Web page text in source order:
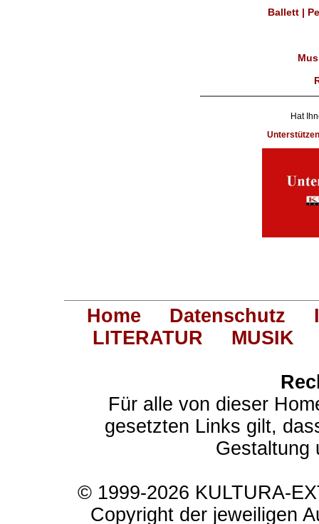
Ballett |
Hat
Home Datenschutz
LITERATUR
MUSIK
Für alle von dieser
gesetzten Links gilt,
Gestaltung
© 1999-2026 KULTURA-
Copyright der jeweiligen